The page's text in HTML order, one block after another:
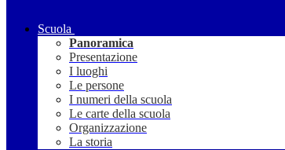
Scuola
Panoramica
Presentazione
I luoghi
Le persone
I numeri della scuola
Le carte della scuola
Organizzazione
La storia